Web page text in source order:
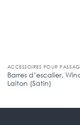
Barres d’escalier,
Laiton (Satin)